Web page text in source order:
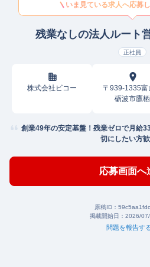
いま見ている求人へ応募
残業なしの法人ルート
正社員
株式会社ビコー
〒939-1335富
砺波市鷹栖
創業49年の安定基盤！残業ゼロで月給
切にしたい方歓
応募画面へ
原稿ID：
掲載開始日： 2026/07/
問題を報告す